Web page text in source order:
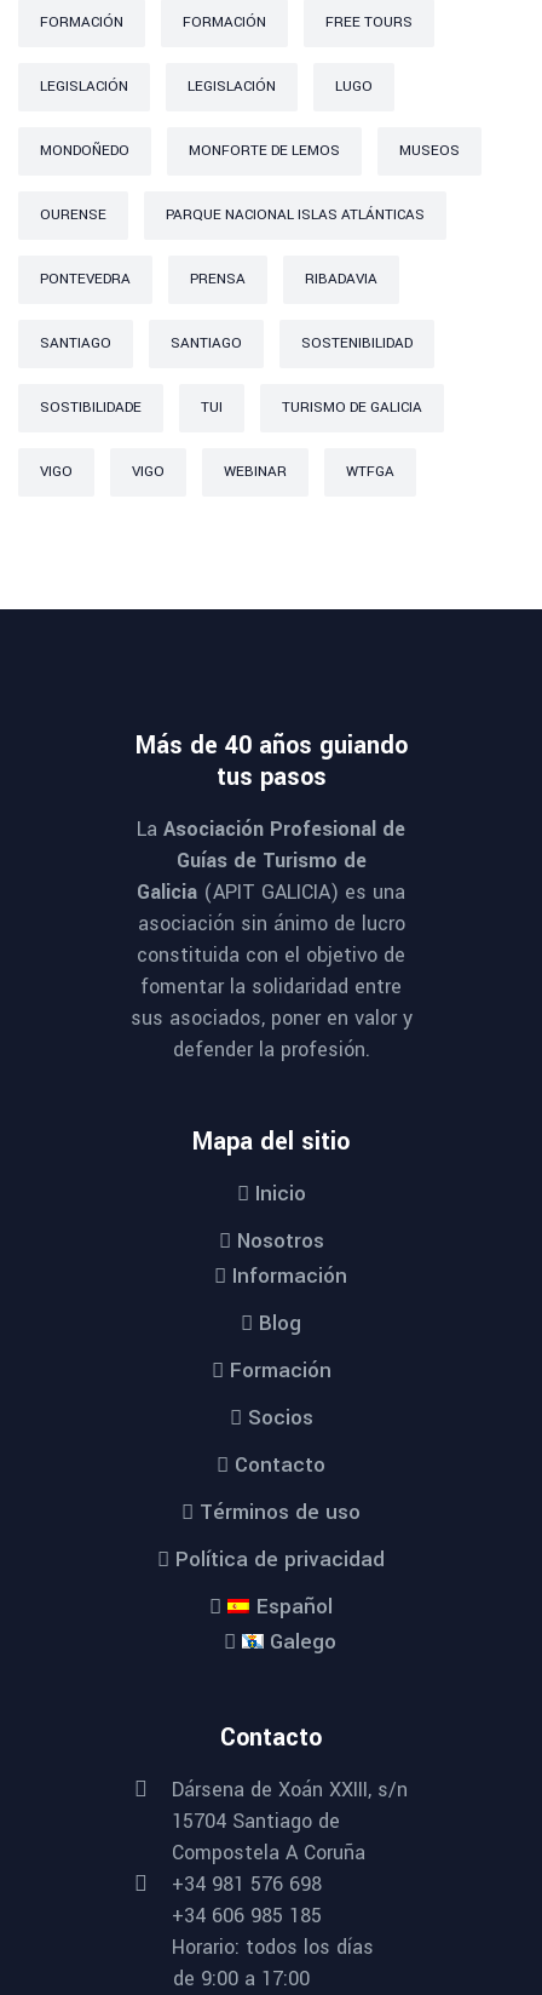
FORMACIÓN FORMACIÓN FREE TOURS
LEGISLACIÓN LEGISLACIÓN LUGO
MONDOÑEDO MONFORTE DE LEMOS MUSEOS
OURENSE PARQUE NACIONAL ISLAS ATLÁNTICAS
PONTEVEDRA PRENSA RIBADAVIA
SANTIAGO SANTIAGO SOSTENIBILIDAD
SOSTIBILIDADE TUI TURISMO DE GALICIA
VIGO VIGO WEBINAR WTFGA
Más de 40 años guiando
tus pasos
La Asociación Profesional de
Guías de Turismo de
Galicia (APIT GALICIA) es una
asociación sin ánimo de lucro
constituida con el objetivo de
fomentar la solidaridad entre
sus asociados, poner en valor y
defender la profesión.
Mapa del sitio
Inicio
Nosotros
Información
Blog
Formación
Socios
Contacto
Términos de uso
Política de privacidad
Español
Galego
Contacto
Dársena de Xoán XXIII, s/n
15704 Santiago de
Compostela A Coruña
+34 981 576 698
+34 606 985 185
Horario: todos los días
de 9:00 a 17:00